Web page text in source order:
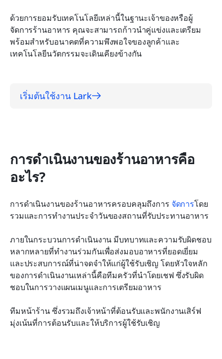
ด้วยการยอมรับเทคโนโลยีเหล่านี้ในฐานะเจ้าของหรือผู้
จัดการร้านอาหาร คุณจะสามารถก้าวนำคู่แข่งและเตรียม
พร้อมสำหรับอนาคตที่ความพึงพอใจของลูกค้าและ
เทคโนโลยีนวัตกรรมจะเดินเคียงข้างกัน
เริ่มต้นใช้งาน Lark
การดำเนินงานของร้านอาหารคือ
อะไร?
การดำเนินงานของร้านอาหารครอบคลุมถึงการ จัดการโดย
รวมและการทำงานประจำวันของสถานที่รับประทานอาหาร
ภายในกระบวนการดำเนินงาน มีบทบาทและความรับผิดชอบ
หลากหลายที่ทำงานร่วมกันเพื่อส่งมอบอาหารที่ยอดเยี่ยม
และประสบการณ์ที่น่าจดจำให้แก่ผู้ใช้รับเชิญ โดยหัวใจหลัก
ของการดำเนินงานเหล่านี้คือทีมครัวที่นำโดยเชฟ ซึ่งรับผิด
ชอบในการวางแผนเมนูและการเตรียมอาหาร
ทีมหน้าร้าน ซึ่งรวมถึงเจ้าหน้าที่ต้อนรับและพนักงานเสิร์ฟ
มุ่งเน้นที่การต้อนรับและให้บริการผู้ใช้รับเชิญ